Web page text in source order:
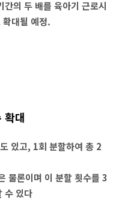
의 두 배를 육아기 근로시
대될 예정.
확대
있고, 1회 분할하여 총 2
물론이며 이 분할 횟수를 3
수 있다